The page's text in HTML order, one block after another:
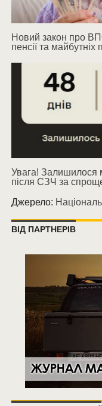
Новий закон про
пенсії та майбутніх
Увага! Залишилося
після СЗЧ за
Джерело:
ВІД ПАРТНЕРІВ